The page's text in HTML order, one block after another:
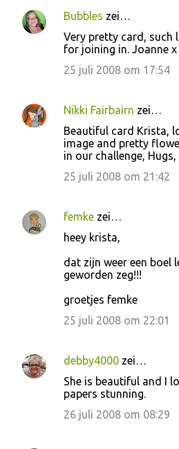
Bubbles zei…
Very pretty card, such
for joining in. Joanne x
25 juli 2008 om 17:54
Nikki Fairbairn zei…
Beautiful card Krista,
image and pretty
in our challenge, Hugs,
25 juli 2008 om 21:42
femke zei…
heey krista,
dat zijn weer een boel
geworden zeg!!!
groetjes femke
25 juli 2008 om 22:01
debby4000 zei…
She is beautiful and I
papers stunning.
26 juli 2008 om 08:29